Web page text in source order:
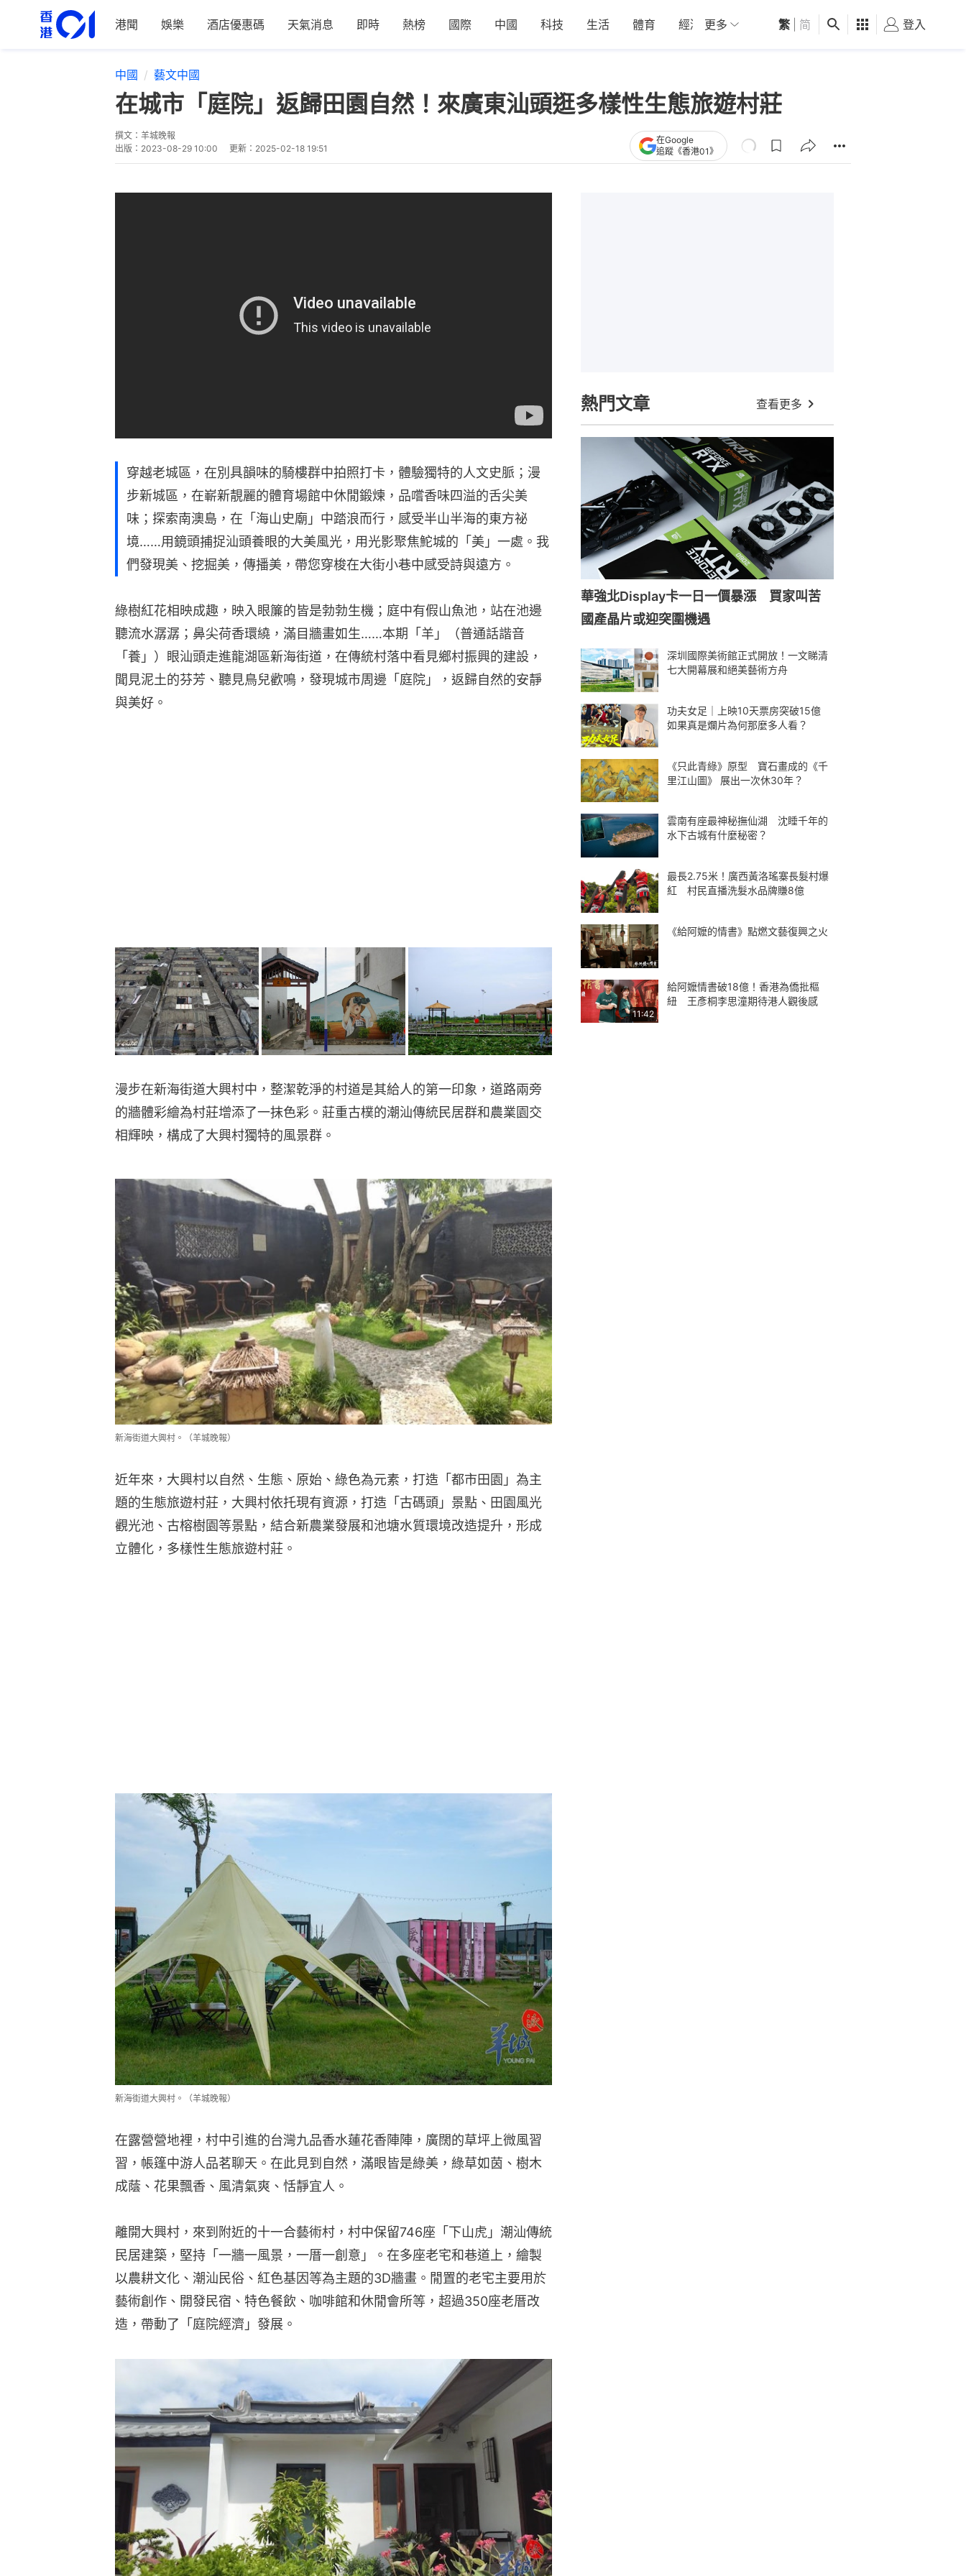
港聞 娛樂 酒店優惠碼 天氣消息 即時 熱榜 國際 中國 科技 生活 體育 經濟 01深圳 觀點 健康 好食玩飛
更多 繁 简 登入
中國 藝文中國
在城市「庭院」返歸田園自然！來廣東汕頭逛多樣性生態旅遊村莊
撰文： 羊城晚報
出版： 2023-08-29 10:00 更新： 2025-02-18 19:51
在Google
追蹤《香港01》
穿越老城區，在別具韻味的騎樓群中拍照打卡，體驗獨特的人文史脈；漫
步新城區，在嶄新靚麗的體育場館中休閒鍛煉，品嚐香味四溢的舌尖美
味；探索南澳島，在「海山史廟」中踏浪而行，感受半山半海的東方祕
境……用鏡頭捕捉汕頭養眼的大美風光，用光影聚焦鮀城的「美」一處。我
們發現美、挖掘美，傳播美，帶您穿梭在大街小巷中感受詩與遠方。
綠樹紅花相映成趣，映入眼簾的皆是勃勃生機；庭中有假山魚池，站在池邊
聽流水潺潺；鼻尖荷香環繞，滿目牆畫如生……本期「羊」（普通話諧音
「養」）眼汕頭走進龍湖區新海街道，在傳統村落中看見鄉村振興的建設，
聞見泥土的芬芳、聽見鳥兒歡鳴，發現城市周邊「庭院」，返歸自然的安靜
與美好。
漫步在新海街道大興村中，整潔乾淨的村道是其給人的第一印象，道路兩旁
的牆體彩繪為村莊增添了一抹色彩。莊重古樸的潮汕傳統民居群和農業園交
相輝映，構成了大興村獨特的風景群。
新海街道大興村。（羊城晚報）
近年來，大興村以自然、生態、原始、綠色為元素，打造「都市田園」為主
題的生態旅遊村莊，大興村依托現有資源，打造「古碼頭」景點、田園風光
觀光池、古榕樹園等景點，結合新農業發展和池塘水質環境改造提升，形成
立體化，多樣性生態旅遊村莊。
新海街道大興村。（羊城晚報）
在露營營地裡，村中引進的台灣九品香水蓮花香陣陣，廣闊的草坪上微風習
習，帳篷中游人品茗聊天。在此見到自然，滿眼皆是綠美，綠草如茵、樹木
成蔭、花果飄香、風清氣爽、恬靜宜人。
離開大興村，來到附近的十一合藝術村，村中保留746座「下山虎」潮汕傳統
民居建築，堅持「一牆一風景，一厝一創意」。在多座老宅和巷道上，繪製
以農耕文化、潮汕民俗、紅色基因等為主題的3D牆畫。閒置的老宅主要用於
藝術創作、開發民宿、特色餐飲、咖啡館和休閒會所等，超過350座老厝改
造，帶動了「庭院經濟」發展。
熱門文章 查看更多
華強北Display卡一日一價暴漲 買家叫苦
國產晶片或迎突圍機遇
深圳國際美術館正式開放！一文睇清
七大開幕展和絕美藝術方舟
功夫女足｜上映10天票房突破15億
如果真是爛片為何那麼多人看？
《只此青綠》原型 寶石畫成的《千
里江山圖》 展出一次休30年？
雲南有座最神秘撫仙湖 沈睡千年的
水下古城有什麼秘密？
最長2.75米！廣西黃洛瑤寨長髮村爆
紅 村民直播洗髮水品牌賺8億
《給阿嬤的情書》點燃文藝復興之火
11:42
給阿嬤情書破18億！香港為僑批樞
紐 王彥桐李思潼期待港人觀後感